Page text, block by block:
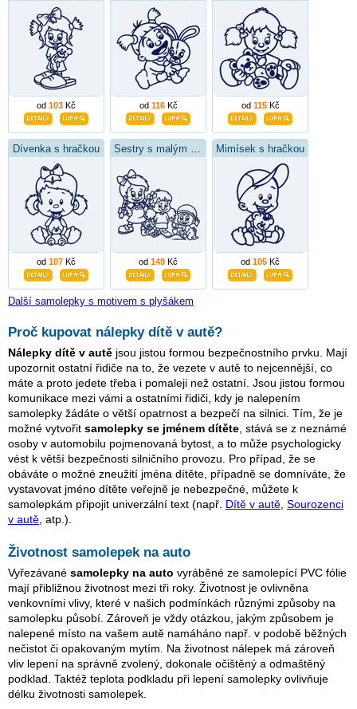
od 103 Kč od 116Kč od 115Kč
Dívenka s hračkou
od 107 Kč
Sestry s malým bráškou
od 149 Kč
Mimísek s hračkou
od 105 Kč
Další samolepky s motivem s plyšákem
Proč kupovat nálepky dítě v autě?
Nálepky dítě v autě jsou jistou formou bezpečnostního prvku. Mají
upozornit ostatní řidiče na to, že vezete v autě to nejcennější, co
máte a proto jedete třeba i pomaleji než ostatní. Jsou jistou formou
komunikace mezi vámi a ostatními řidiči, kdy je nalepením
samolepky žádáte o větší opatrnost a bezpečí na silnici. Tím, že je
možné vytvořit samolepky se jménem dítěte , stává se z neznámé
osoby v automobilu pojmenovaná bytost, a to může psychologicky
vést k větší bezpečnosti silničního provozu. Pro případ, že se
obáváte o možné zneužití jména dítěte, případně se domníváte, že
vystavovat jméno dítěte veřejně je nebezpečné, můžete k
samolepkám připojit univerzální text (např. Dítě v autě Sourozenci
v autě , atp.).
Životnost samolepek na auto
Vyřezávané samolepky na auto vyráběné ze samolepící PVC fólie
mají přibližnou životnost mezi tři roky. Životnost je ovlivněna
venkovními vlivy, které v našich podmínkách různými způsoby na
samolepku působí. Zároveň je vždy otázkou, jakým způsobem je
nalepené místo na vašem autě namáháno např. v podobě běžných
nečistot či opakovaným mytím. Na životnost nálepek má zároveň
vliv lepení na správně zvolený, dokonale očištěný a odmaštěný
podklad. Taktéž teplota podkladu při lepení samolepky ovlivňuje
délku životnosti samolepek.